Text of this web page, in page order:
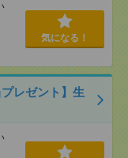
気になる！
レゼント】生